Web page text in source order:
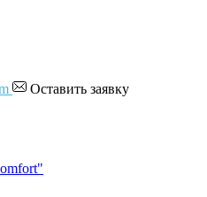
Оставить заявку